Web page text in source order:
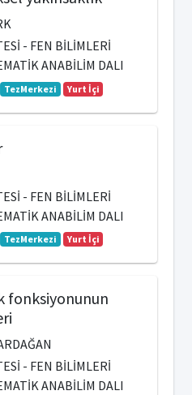
- FEN BİLİMLERİ
ANABİLİM DALI
TezMerkezi Yurt İçi
- FEN BİLİMLERİ
ANABİLİM DALI
TezMerkezi Yurt İçi
fonksiyonunun
- FEN BİLİMLERİ
ANABİLİM DALI